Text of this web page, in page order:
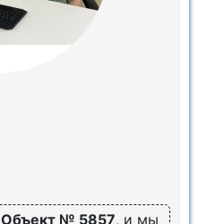
Объект № 5857, и мы